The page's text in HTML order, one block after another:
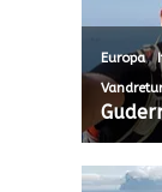
Europa,